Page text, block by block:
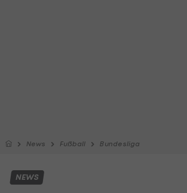
News Fußball Bundesliga
NEWS